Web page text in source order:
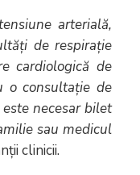
arterială,
de respirație
cardiologică de
o consultație de
necesar bilet
sau medicul
clinicii.